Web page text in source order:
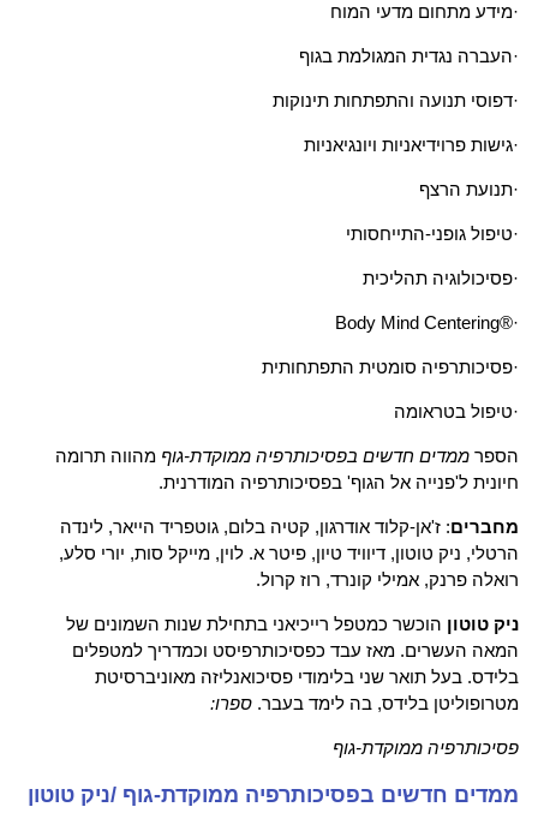
·מידע מתחום מדעי המוח
·העברה נגדית המגולמת בגוף
·דפוסי תנועה והתפתחות תינוקות
·גישות פרוידיאניות ויונגיאניות
·תנועת הרצף
·טיפול גופני-התייחסותי
·פסיכולוגיה תהליכית
·
Body Mind Centering®
·פסיכותרפיה סומטית התפתחותית
·טיפול בטראומה
הספר ממדים חדשים בפסיכותרפיה ממוקדת-גוף מהווה תרומה
חיונית ל'פנייה אל הגוף' בפסיכותרפיה המודרנית.
מחברים: ז'אן-קלוד אודרגון, קטיה בלום, גוטפריד הייאר, לינדה
הרטלי, ניק טוטון, דיוויד טיון, פיטר א. לוין, מייקל סות, יורי סלע,
רואלה פרנק, אמילי קונרד, רוז קרול.
ניק טוטון הוכשר כמטפל רייכיאני בתחילת שנות השמונים של
המאה העשרים. מאז עבד כפסיכותרפיסט וכמדריך למטפלים
בלידס. בעל תואר שני בלימודי פסיכואנליזה מאוניברסיטת
מטרופוליטן בלידס, בה לימד בעבר. ספרו:
פסיכותרפיה ממוקדת-גוף
ממדים חדשים בפסיכותרפיה ממוקדת-גוף /ניק טוטון